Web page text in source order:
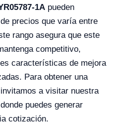
1A pueden
precios que varía entre
rango asegura que este
competitivo,
características de mejora
Para obtener una
a visitar nuestra
puedes generar
cotización.